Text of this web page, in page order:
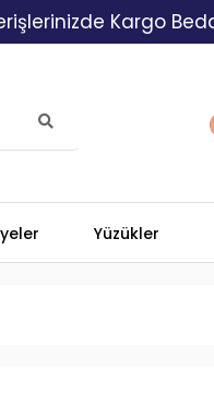
Kargo Bedava!
Yüzükler